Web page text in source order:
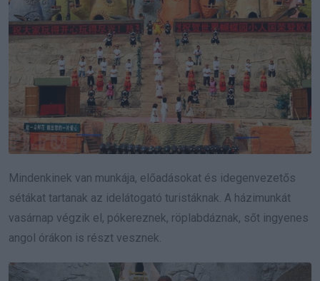
Mindenkinek van munkája, előadásokat és idegenvezetős
sétákat tartanak az idelátogató turistáknak. A házimunkát
vasárnap végzik el, pókereznek, röplabdáznak, sőt ingyenes
angol órákon is részt vesznek.